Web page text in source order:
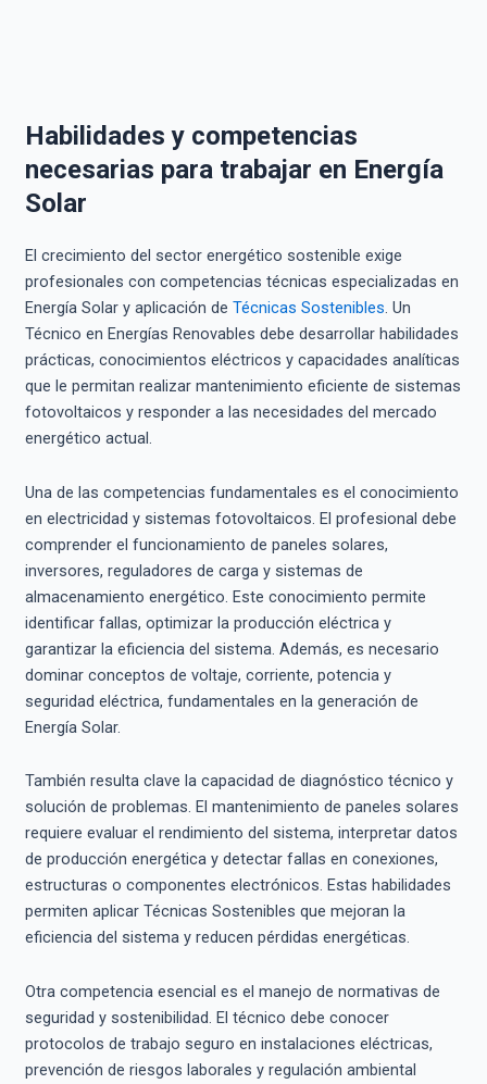
Habilidades y competencias
necesarias para trabajar en Energía
Solar
El crecimiento del sector energético sostenible exige
profesionales con competencias técnicas especializadas en
Energía Solar y aplicación de Técnicas Sostenibles. Un
Técnico en Energías Renovables debe desarrollar habilidades
prácticas, conocimientos eléctricos y capacidades analíticas
que le permitan realizar mantenimiento eficiente de sistemas
fotovoltaicos y responder a las necesidades del mercado
energético actual.
Una de las competencias fundamentales es el conocimiento
en electricidad y sistemas fotovoltaicos. El profesional debe
comprender el funcionamiento de paneles solares,
inversores, reguladores de carga y sistemas de
almacenamiento energético. Este conocimiento permite
identificar fallas, optimizar la producción eléctrica y
garantizar la eficiencia del sistema. Además, es necesario
dominar conceptos de voltaje, corriente, potencia y
seguridad eléctrica, fundamentales en la generación de
Energía Solar.
También resulta clave la capacidad de diagnóstico técnico y
solución de problemas. El mantenimiento de paneles solares
requiere evaluar el rendimiento del sistema, interpretar datos
de producción energética y detectar fallas en conexiones,
estructuras o componentes electrónicos. Estas habilidades
permiten aplicar Técnicas Sostenibles que mejoran la
eficiencia del sistema y reducen pérdidas energéticas.
Otra competencia esencial es el manejo de normativas de
seguridad y sostenibilidad. El técnico debe conocer
protocolos de trabajo seguro en instalaciones eléctricas,
prevención de riesgos laborales y regulación ambiental